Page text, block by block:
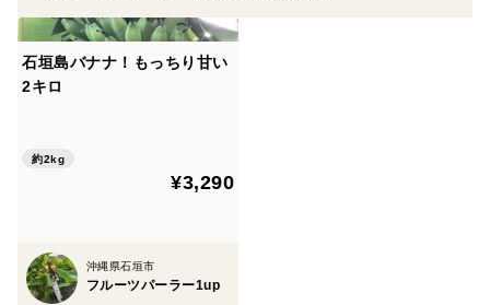
石垣島バナナ！もっちり甘い
2キロ
約2kg
¥3,290
沖縄県石垣市
フルーツパーラー1up